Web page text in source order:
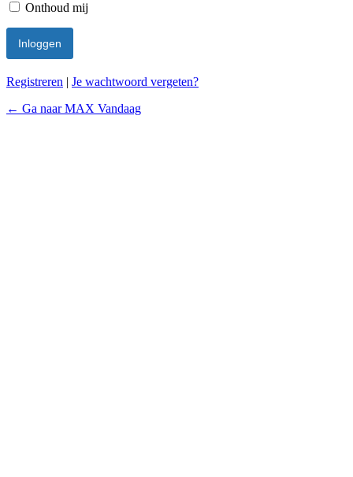
Onthoud mij
Registreren | Je wachtwoord vergeten?
← Ga naar MAX Vandaag